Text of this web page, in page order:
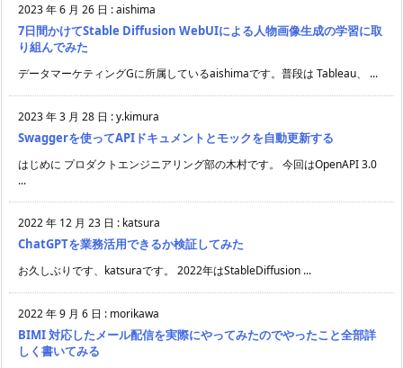
2023 年 6 月 26 日 :aishima
7日間かけてStable Diffusion WebUIによる人物画像生成の学習に取
り組んでみた
データマーケティングGに所属しているaishimaです。普段は Tableau、 ...
2023 年 3 月 28 日 :y.kimura
Swaggerを使ってAPIドキュメントとモックを自動更新する
はじめに プロダクトエンジニアリング部の木村です。 今回はOpenAPI 3.0
...
2022 年 12 月 23 日 : katsura
ChatGPTを業務活用できるか検証してみた
お久しぶりです、katsuraです。 2022年はStableDiffusion ...
2022 年 9 月 6 日 : morikawa
BIMI 対応したメール配信を実際にやってみたのでやったこと全部詳
しく書いてみる